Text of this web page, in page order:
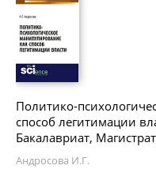
Политико-
способ легитимации
Бакалавриат,
Андросова И.Г.